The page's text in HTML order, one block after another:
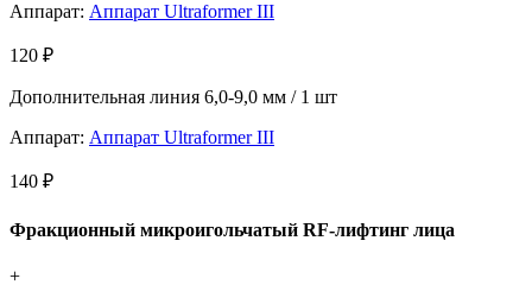
Аппарат: Аппарат Ultraformer III
120 ₽
Дополнительная линия 6,0-9,0 мм / 1 шт
Аппарат: Аппарат Ultraformer III
140 ₽
Фракционный микроигольчатый RF-лифтинг лица
+